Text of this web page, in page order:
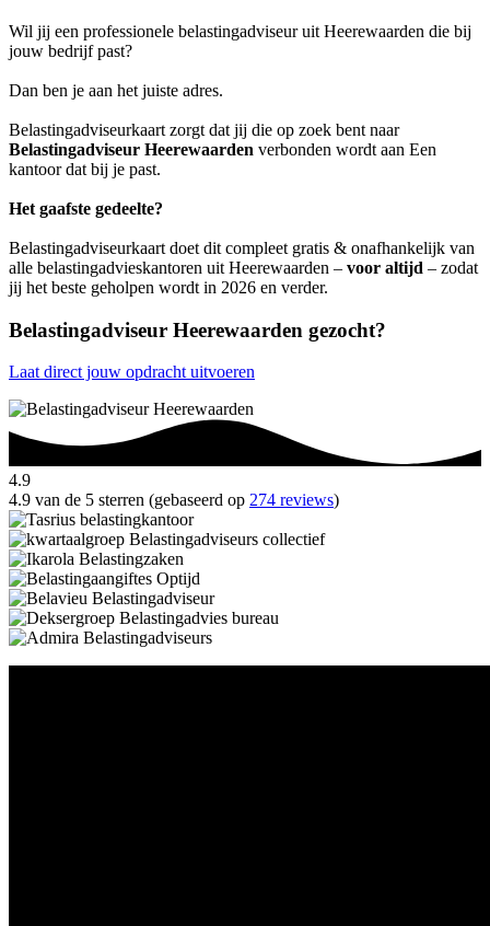
Wil jij een professionele belastingadviseur uit Heerewaarden die bij
jouw bedrijf past?
Dan ben je aan het juiste adres.
Belastingadviseurkaart zorgt dat jij die op zoek bent naar
Belastingadviseur Heerewaarden verbonden wordt aan Een
kantoor dat bij je past.
Het gaafste gedeelte?
Belastingadviseurkaart doet dit compleet gratis & onafhankelijk van
alle belastingadvieskantoren uit Heerewaarden – voor altijd – zodat
jij het beste geholpen wordt in 2026 en verder.
Belastingadviseur Heerewaarden gezocht?
Laat direct jouw opdracht uitvoeren
4.9
4.9 van de 5 sterren (gebaseerd op 274 reviews)